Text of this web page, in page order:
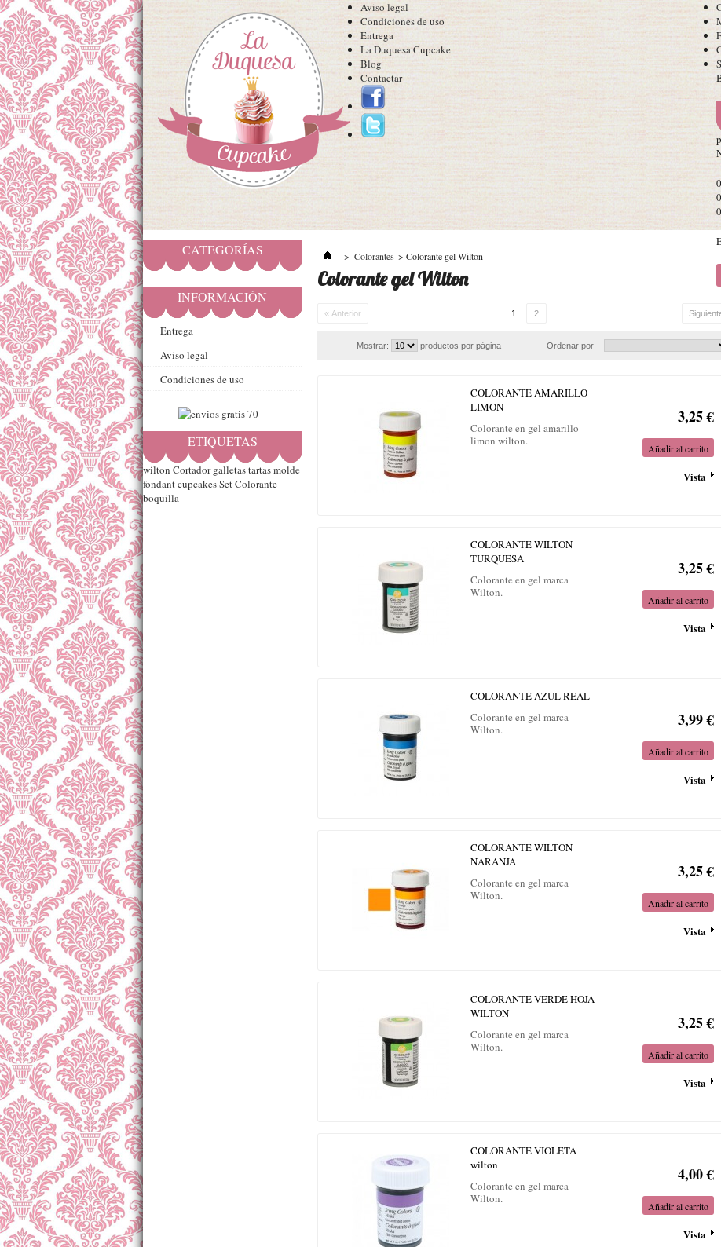
Aviso legal
Condiciones de uso
Entrega
La Duquesa Cupcake
Blog
Contactar
CATEGORÍAS
INFORMACIÓN
Entrega
Aviso legal
Condiciones de uso
ETIQUETAS
wilton Cortador galletastartasmolde
fondantcupcakesSetColorante
boquilla
> Colorantes > Colorante gel Wilton
Colorante gel Wilton
« Anterior 1 2
Ordenar por
Mostrar: productos por página
COLORANTE AMARILLO
LIMON
Colorante en gel amarillo
limon wilton.
3,25 €
Añadir al carrito
Vista
COLORANTE WILTON
TURQUESA
Colorante en gel marca
Wilton.
3,25 €
Añadir al carrito
Vista
COLORANTE AZUL REAL
Colorante en gel marca
Wilton.
3,99 €
Añadir al carrito
Vista
COLORANTE WILTON
NARANJA
Colorante en gel marca
Wilton.
3,25 €
Añadir al carrito
Vista
COLORANTE VERDE HOJA
WILTON
Colorante en gel marca
Wilton.
3,25 €
Añadir al carrito
Vista
COLORANTE VIOLETA
wilton
Colorante en gel marca
Wilton.
4,00 €
Añadir al carrito
Vista